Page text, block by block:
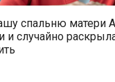
спальню матери
и случайно